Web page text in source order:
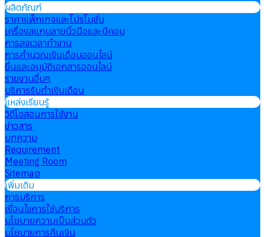
ผลิตภัณฑ์
ราคาแพ็กเกจและโปรโมชั่น
เครื่องสแกนลายนิ้วมือและบีคอน
การลงเวลาทำงาน
การคำนวณเงินเดือนออนไลน์
ยื่นและอนุมัติเอกสารออนไลน์
รายงานอื่นๆ
บริการรับทำเงินเดือน
แหล่งเรียนรู้
วิดีโอสอนการใช้งาน
ข่าวสาร
บทความ
Requirement
Meeting Room
Sitemap
เพิ่มเติม
การบริการ
เงื่อนไขการใช้บริการ
นโยบายความเป็นส่วนตัว
นโยบายการคืนเงิน